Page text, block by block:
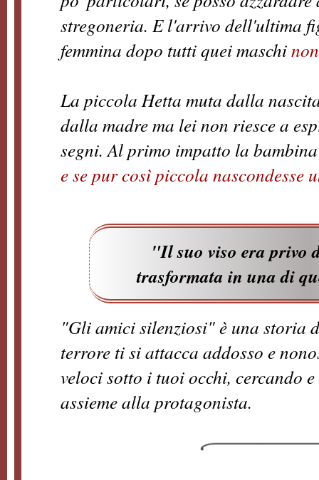
stregoneria. E l'arrivo dell'ultima
femmina dopo tutti quei maschi
La piccola Hetta muta dalla
dalla madre ma lei non riesce a
segni. Al primo impatto la
e se pur così piccola nascondesse
"Il suo viso era privo
trasformata in una di
"Gli amici silenziosi" è una storia
terrore ti si attacca addosso e
veloci sotto i tuoi occhi, cercando
assieme alla protagonista.